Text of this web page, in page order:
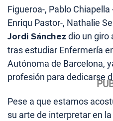
Figueroa-, Pablo
Enriqu Pastor-, Nathalie
Jordi Sánchez dio un giro
tras estudiar Enfermería
Autónoma de Barcelona,
profesión para dedicarse
Pese a que estamos
su arte de interpretar en